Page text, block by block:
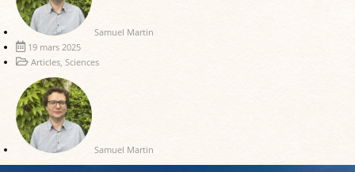
Samuel Martin
19 mars 2025
Articles Sciences
Samuel Martin